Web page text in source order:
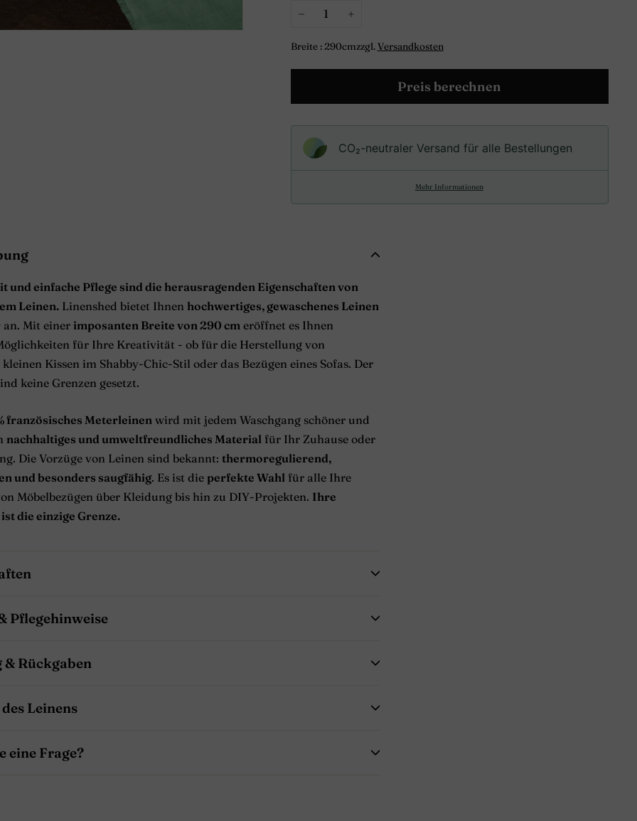
Breite : 290cmzzgl.Versandkosten
Preis berechnen
CO₂-neu­t­raler Versand für alle Bestellungen
Mehr Informationen
und einfache Pflege sind die herausragenden Eigenschaften von
Leinen. Linenshed bietet Ihnen hochwertiges, gewaschenes Leinen
an. Mit einer imposanten Breite von 290 cm eröffnet es Ihnen
für Ihre Kreativität - ob für die Herstellung von
Kissen im Shabby-Chic-Stil oder das Bezügen eines Sofas. Der
keine Grenzen gesetzt.
französisches Meterleinen wird mit jedem Waschgang schöner und
nachhaltiges und umweltfreundliches Material für Ihr Zuhause oder
Die Vorzüge von Leinen sind bekannt: thermoregulierend,
und besonders saugfähig. Es ist die perfekte Wahl für alle Ihre
Möbelbezügen über Kleidung bis hin zu DIY-Projekten. Ihre
die einzige Grenze.
Pflegehinweise
Rückgaben
Leinens
eine Frage?